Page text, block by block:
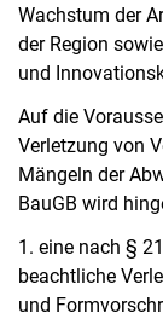
Wachstum der
der Region
und
Auf die
Verletzung von
Mängeln der
BauGB wird
1. eine nach §
beachtliche
und